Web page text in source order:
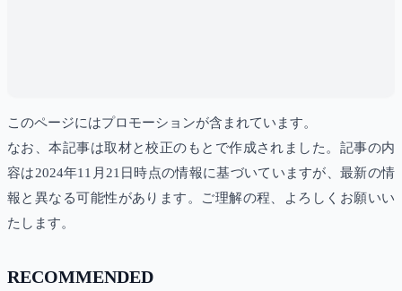
このページにはプロモーションが含まれています。
なお、本記事は取材と校正のもとで作成されました。記事の内
容は2024年11月21日時点の情報に基づいていますが、最新の情
報と異なる可能性があります。ご理解の程、よろしくお願いい
たします。
RECOMMENDED